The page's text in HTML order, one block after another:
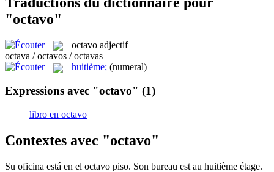
"octavo"
octavo adjectif
octava / octavos / octavas
huitième; (numeral)
Expressions avec "octavo" (1)
libro en octavo
Contextes avec "octavo"
Su oficina está en el octavo piso. Son bureau est au huitième étage.